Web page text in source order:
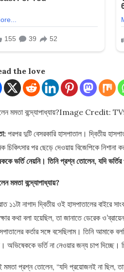
the love
মমতা বন্দ্যোপাধ্যায়?Image Credit:
পরপর দুটি বেসরকারি হাসপাতাল। দ্বিতীয়
চিকিৎসার পর ছেড়ে দেওয়ায় বিজেপিকে
ভর্তি নেয়নি। তিনি প্রশ্ন তোলেন, যদি
মমতা বন্দ্যোপাধ্যায়?
১১টা নাগাদ দ্বিতীয় ওই হাসপাতালের বাইরে
কথা বলা হয়েছিল, তা জানাতে ডেরেক
কর্তার সঙ্গে বসেছিলাম। তিনি আমাকে
অভিষেককে ভর্তি না নেওয়ার জন্য চাপ দিচ্ছে।
মমতা প্রশ্ন তোলেন, “যদি প্রয়োজনই না ছিল,